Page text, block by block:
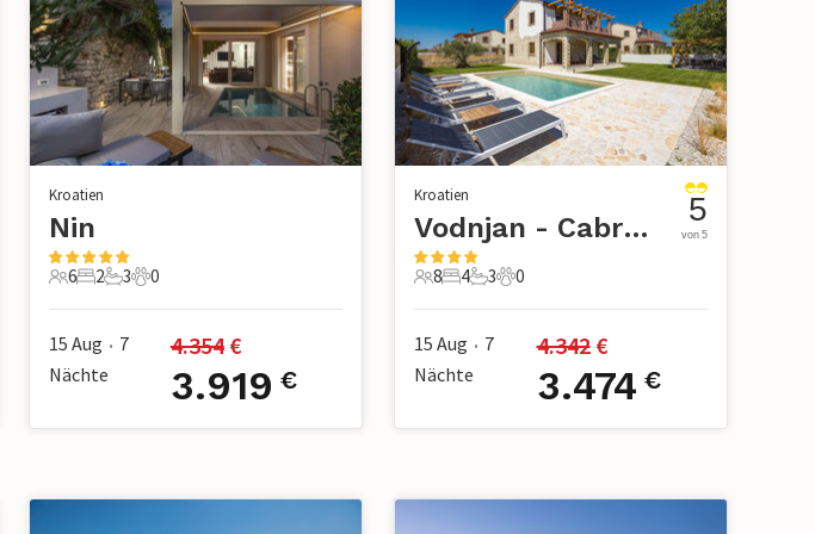
Kroatien
Nin
6 Gäste
6
2 Schlafzimmer
2
3 Badezimmer
3
0 Haustiere
0
15 Aug • 7
Nächte
4.354 €
3.919 €
Kroatien
Vodnjan - Cabrunici
8 Gäste
8
4 Schlafzimmer
4
3 Badezimmer
3
0 Haustiere
0
5
von 5
15 Aug • 7
Nächte
4.342 €
3.474 €